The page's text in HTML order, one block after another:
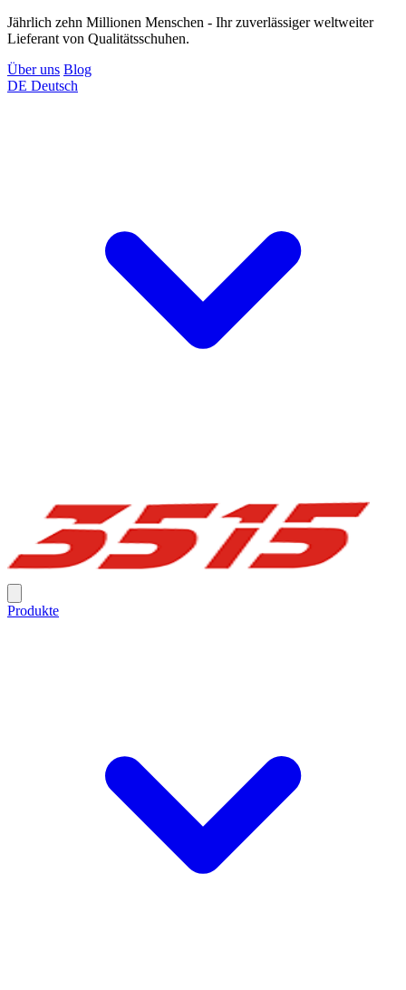
Jährlich zehn Millionen Menschen - Ihr zuverlässiger weltweiter
Lieferant von Qualitätsschuhen.
Über uns Blog
DE Deutsch
Produkte